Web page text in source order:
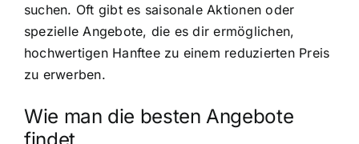
suchen. Oft gibt es saisonale Aktionen oder
spezielle Angebote, die es dir ermöglichen,
hochwertigen Hanftee zu einem reduzierten Preis
zu erwerben.
Wie man die besten Angebote